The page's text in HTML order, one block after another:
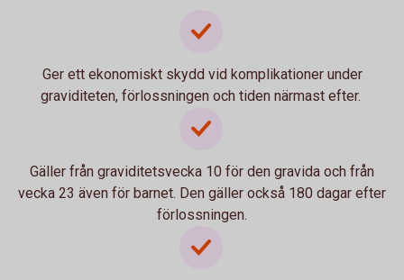
Ger ett ekonomiskt skydd vid komplikationer under
graviditeten, förlossningen och tiden närmast efter.
Gäller från graviditetsvecka 10 för den gravida och från
vecka 23 även för barnet. Den gäller också 180 dagar efter
förlossningen.